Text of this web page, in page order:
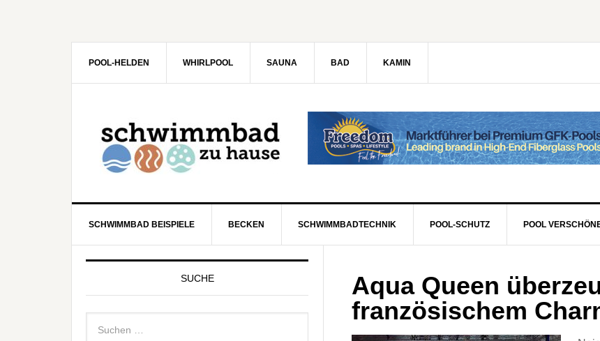
POOL-HELDEN WHIRLPOOL SAUNA BAD KAMIN
SCHWIMMBAD BEISPIELE BECKEN SCHWIMMBADTECHNIK POOL-SCHUTZ POOL
Aqua Queen
französischem
SUCHE